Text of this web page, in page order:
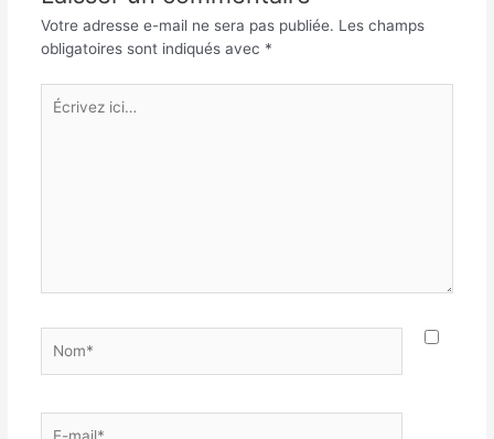
Votre adresse e-mail ne sera pas publiée. Les champs
obligatoires sont indiqués avec *
Écrivez
ici…